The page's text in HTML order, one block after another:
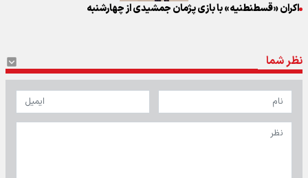
اکران «قسطنطنیه» با بازی پژمان جمشیدی از چهارشنبه
نظر شما